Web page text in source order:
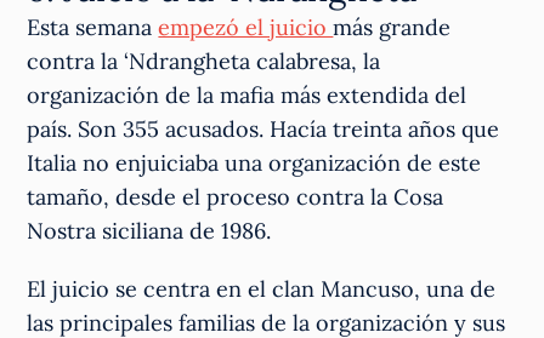
Esta semanaempezó el juiciomás grande
contra la ‘Ndrangheta calabresa, la
organización de la mafia más extendida del
país. Son 355 acusados. Hacía treinta años que
Italia no enjuiciaba una organización de este
tamaño, desde el proceso contra la Cosa
Nostra siciliana de 1986.
El juicio se centra en el clan Mancuso, una de
las principales familias de la organización y sus